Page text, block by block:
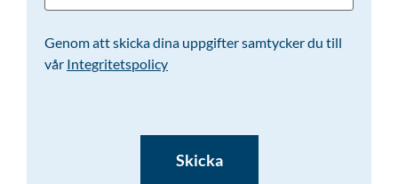
Genom att skicka dina uppgifter samtycker du till
vår Integritetspolicy